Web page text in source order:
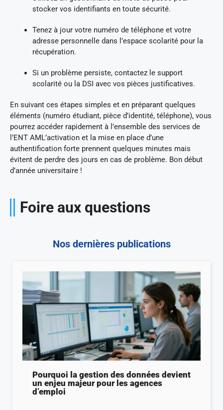
stocker vos identifiants en toute sécurité.
Tenez à jour votre numéro de téléphone et votre
adresse personnelle dans l’espace scolarité pour la
récupération.
Si un problème persiste, contactez le support
scolarité ou la DSI avec vos pièces justificatives.
En suivant ces étapes simples et en préparant quelques
éléments (numéro étudiant, pièce d’identité, téléphone), vous
pourrez accéder rapidement à l’ensemble des services de
l’ENT AML’activation et la mise en place d’une
authentification forte prennent quelques minutes mais
évitent de perdre des jours en cas de problème. Bon début
d’année universitaire !
Foire aux questions
Nos dernières publications
Pourquoi la gestion des données devient
un enjeu majeur pour les agences
d’emploi